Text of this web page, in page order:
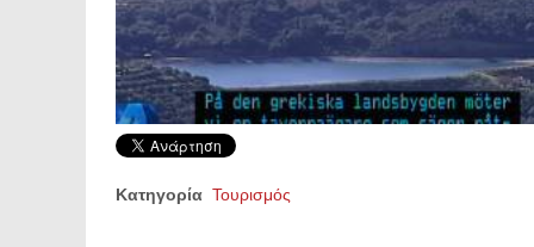
Κατηγορία Τουρισμός